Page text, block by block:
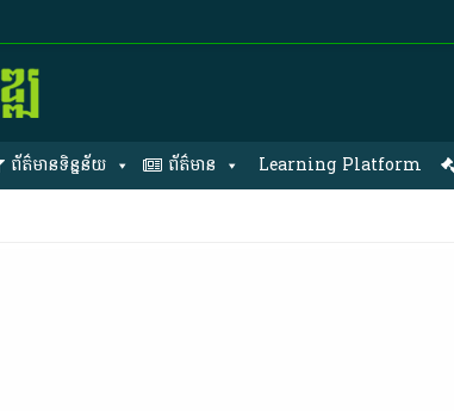
ព័ត៌មានទិន្នន័យ ព័ត៌មាន Learning Platform